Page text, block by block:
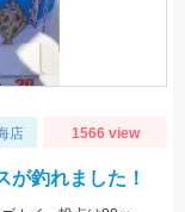
店 1566 view
釣れました！